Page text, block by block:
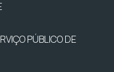
PÚBLICO DE